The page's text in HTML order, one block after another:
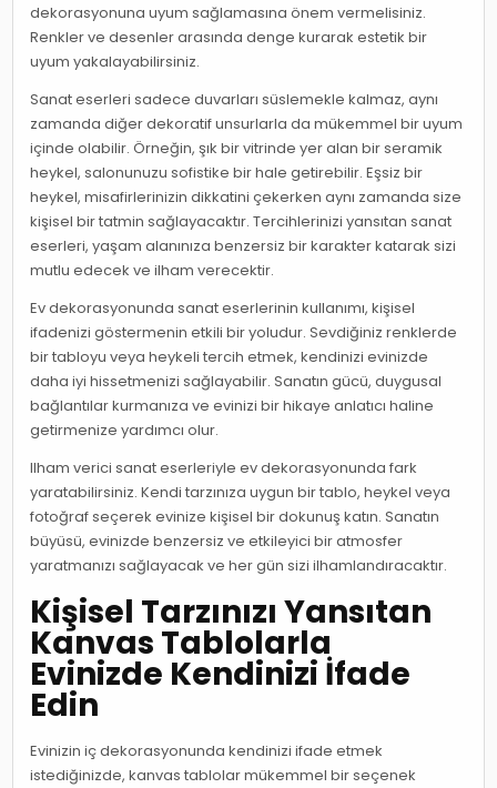
dekorasyonuna uyum sağlamasına önem vermelisiniz.
Renkler ve desenler arasında denge kurarak estetik bir
uyum yakalayabilirsiniz.
Sanat eserleri sadece duvarları süslemekle kalmaz, aynı
zamanda diğer dekoratif unsurlarla da mükemmel bir uyum
içinde olabilir. Örneğin, şık bir vitrinde yer alan bir seramik
heykel, salonunuzu sofistike bir hale getirebilir. Eşsiz bir
heykel, misafirlerinizin dikkatini çekerken aynı zamanda size
kişisel bir tatmin sağlayacaktır. Tercihlerinizi yansıtan sanat
eserleri, yaşam alanınıza benzersiz bir karakter katarak sizi
mutlu edecek ve ilham verecektir.
Ev dekorasyonunda sanat eserlerinin kullanımı, kişisel
ifadenizi göstermenin etkili bir yoludur. Sevdiğiniz renklerde
bir tabloyu veya heykeli tercih etmek, kendinizi evinizde
daha iyi hissetmenizi sağlayabilir. Sanatın gücü, duygusal
bağlantılar kurmanıza ve evinizi bir hikaye anlatıcı haline
getirmenize yardımcı olur.
Ilham verici sanat eserleriyle ev dekorasyonunda fark
yaratabilirsiniz. Kendi tarzınıza uygun bir tablo, heykel veya
fotoğraf seçerek evinize kişisel bir dokunuş katın. Sanatın
büyüsü, evinizde benzersiz ve etkileyici bir atmosfer
yaratmanızı sağlayacak ve her gün sizi ilhamlandıracaktır.
Kişisel Tarzınızı Yansıtan
Kanvas Tablolarla
Evinizde Kendinizi İfade
Edin
Evinizin iç dekorasyonunda kendinizi ifade etmek
istediğinizde, kanvas tablolar mükemmel bir seçenek